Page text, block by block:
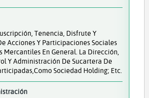
Tenencia, Disfrute Y
Acciones Y Participaciones Sociales
Mercantiles En General. La Dirección,
Y Administración De Sucartera De
Sociedad Holding; Etc.